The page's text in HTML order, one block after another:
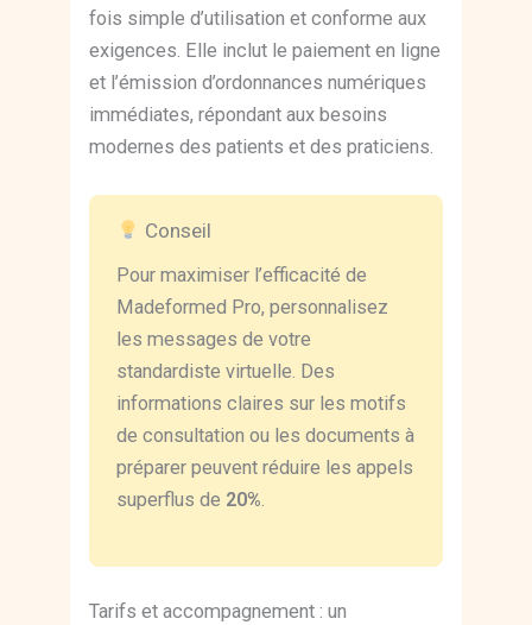
fois simple d’utilisation et conforme aux
exigences. Elle inclut le paiement en ligne
et l’émission d’ordonnances numériques
immédiates, répondant aux besoins
modernes des patients et des praticiens.
Conseil
Pour maximiser l’efficacité de
Madeformed Pro, personnalisez
les messages de votre
standardiste virtuelle. Des
informations claires sur les motifs
de consultation ou les documents à
préparer peuvent réduire les appels
superflus de 20%.
Tarifs et accompagnement : un